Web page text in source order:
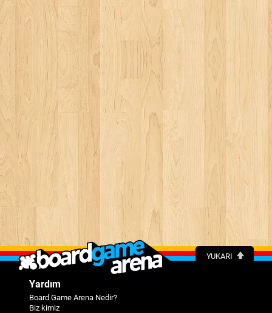
YUKARI
Yardım
Board Game Arena Nedir?
Biz kimiz